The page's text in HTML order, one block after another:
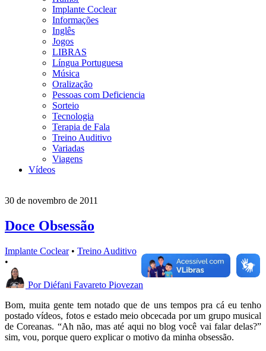
Implante Coclear
Informações
Inglês
Jogos
LIBRAS
Língua Portuguesa
Música
Oralização
Pessoas com Deficiencia
Sorteio
Tecnologia
Terapia de Fala
Treino Auditivo
Variadas
Viagens
Vídeos
30 de novembro de 2011
Doce Obsessão
Implante Coclear • Treino Auditivo
•
Por Diéfani Favareto Piovezan
Bom, muita gente tem notado que de uns tempos pra cá eu tenho
postado vídeos, fotos e estado meio obcecada por um grupo musical
de Coreanas. “Ah não, mas até aqui no blog você vai falar delas?”
sim, vou, porque quero explicar o motivo da minha obsessão.